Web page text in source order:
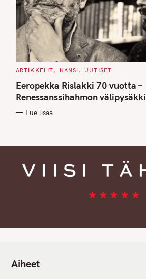
C
T
E
G
O
I
ARTIKKELIT KANSI UUTISET
Eeropekka Rislakki 70 vuotta –
Renessanssihahmon välipysäkki
Lue lisää
Aiheet